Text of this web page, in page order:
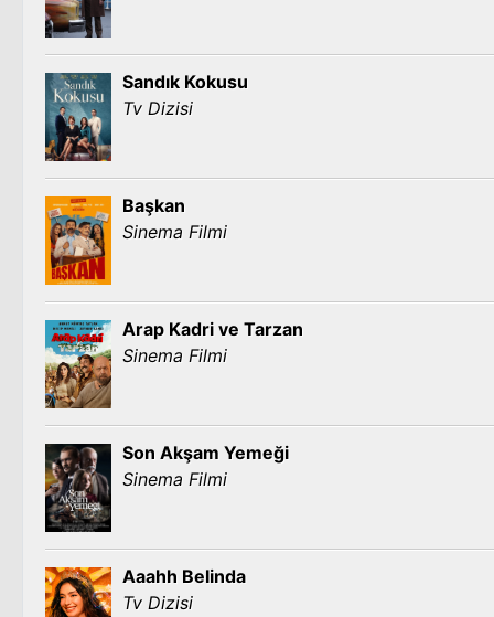
Sandık Kokusu
Tv Dizisi
Başkan
Sinema Filmi
Arap Kadri ve Tarzan
Sinema Filmi
Son Akşam Yemeği
Sinema Filmi
Aaahh Belinda
Tv Dizisi